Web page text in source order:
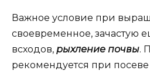
Важное условие при
своевременное, зачастую
всходов, рыхление почвы.
рекомендуется при посеве